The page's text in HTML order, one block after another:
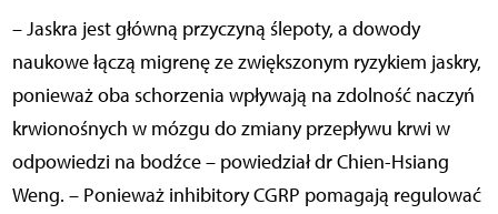
– Jaskra jest główną przyczyną ślepoty, a dowody
naukowe łączą migrenę ze zwiększonym ryzykiem jaskry,
ponieważ oba schorzenia wpływają na zdolność naczyń
krwionośnych w mózgu do zmiany przepływu krwi w
odpowiedzi na bodźce – powiedział dr Chien-Hsiang
Weng. – Ponieważ inhibitory CGRP pomagają regulować